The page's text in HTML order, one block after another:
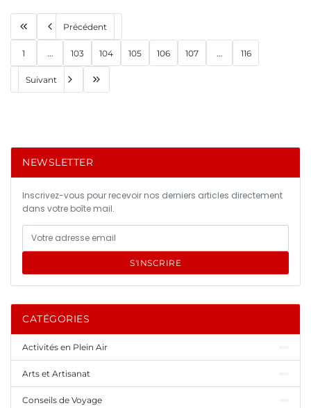
Précédent
1 ... 103 104 105 106 107 ... 116
Suivant
NEWSLETTER
Inscrivez-vous pour recevoir nos derniers articles directement
dans votre boîte mail.
S'INSCRIRE
CATÉGORIES
Activités en Plein Air
Arts et Artisanat
Conseils de Voyage